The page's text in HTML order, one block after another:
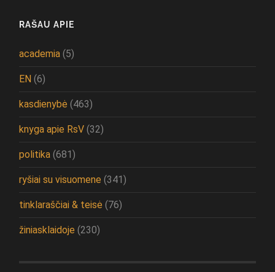
RAŠAU APIE
academia (5)
EN (6)
kasdienybė (463)
knyga apie RsV (32)
politika (681)
ryšiai su visuomene (341)
tinklaraščiai & teisė (76)
žiniasklaidoje (230)